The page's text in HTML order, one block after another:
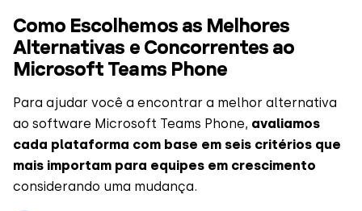
Como Escolhemos as Melhores
Alternativas e Concorrentes ao
Microsoft Teams Phone
Para ajudar você a encontrar a melhor alternativa
ao software Microsoft Teams Phone, avaliamos
cada plataforma com base em seis critérios que
mais importam para equipes em crescimento
considerando uma mudança.